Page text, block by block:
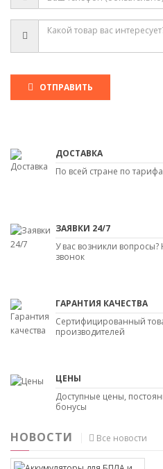
ОТПРАВИТЬ
ДОСТАВКА
По всей стране по
ЗАЯВКИ 24/7
У вас возникли
звонок
ГАРАНТИЯ КАЧЕСТВА
Сертифицированный
производителей
ЦЕНЫ
Доступные цены,
бонусы
НОВОСТИ Все новости